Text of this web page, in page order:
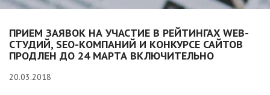
ПРИЕМ ЗАЯВОК НА УЧАСТИЕ В РЕЙТИНГАХ WEB-
СТУДИЙ, SEO-КОМПАНИЙ И КОНКУРСЕ САЙТОВ
ПРОДЛЕН ДО 24 МАРТА ВКЛЮЧИТЕЛЬНО
20.03.2018